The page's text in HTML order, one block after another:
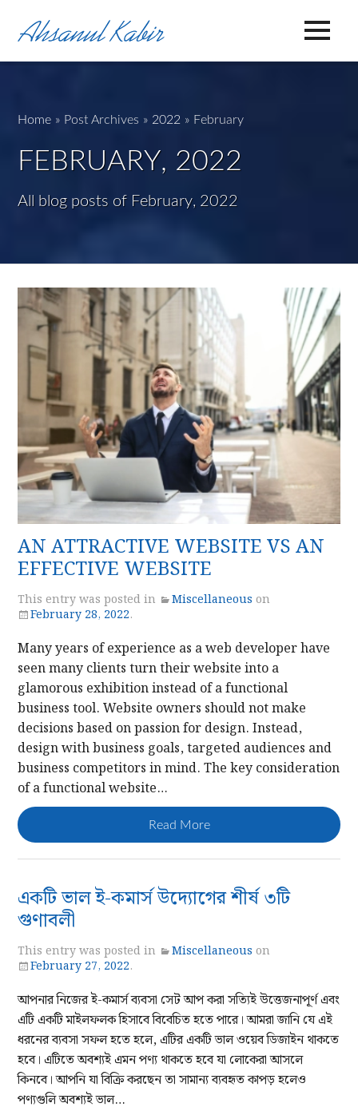
Home » Post Archives » 2022 » February
FEBRUARY, 2022
All blog posts of February, 2022
AN ATTRACTIVE WEBSITE VS AN
EFFECTIVE WEBSITE
This entry was posted in Miscellaneous on
February 28, 2022.
Many years of experience as a web developer have
seen many clients turn their website into a
glamorous exhibition instead of a functional
business tool. Website owners should not make
decisions based on passion for design. Instead,
design with business goals, targeted audiences and
business competitors in mind. The key consideration
of a functional website…
Read More
একটি ভাল ই-কমার্স উদ্যোগের শীর্ষ ৩টি
গুণাবলী
This entry was posted in Miscellaneous on
February 27, 2022.
আপনার নিজের ই-কমার্স ব্যবসা সেট আপ করা সত্যিই উত্তেজনাপূর্ণ এবং
এটি একটি মাইলফলক হিসাবে বিবেচিত হতে পারে। আমরা জানি যে এই
ধরনের ব্যবসা সফল হতে হলে, এটির একটি ভাল ওয়েব ডিজাইন থাকতে
হবে। এটিতে অবশ্যই এমন পণ্য থাকতে হবে যা লোকেরা আসলে
কিনবে। আপনি যা বিক্রি করছেন তা সামান্য ব্যবহৃত কাপড় হলেও
পণ্যগুলি অবশ্যই ভাল…